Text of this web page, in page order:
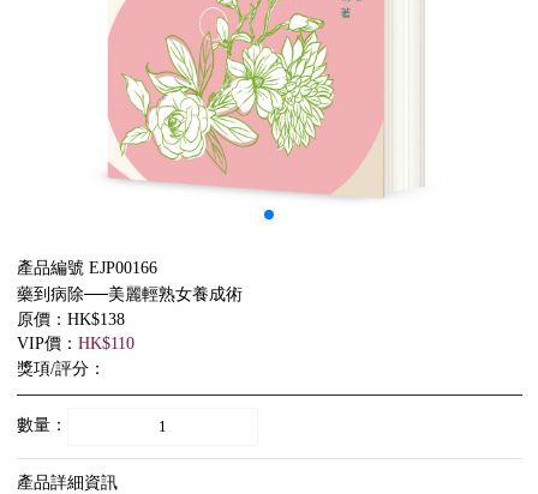
產品編號 EJP00166
藥到病除──美麗輕熟女養成術
原價：HK$138
VIP價： HK$110
獎項/評分：
數量：
產品詳細資訊